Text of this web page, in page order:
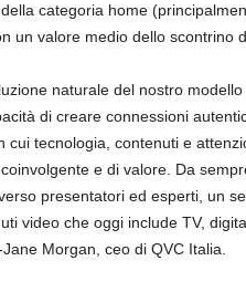
categoria home
un valore medio dello scontrino
naturale del nostro
di creare connessioni
cui tecnologia, contenuti e
e di valore. Da
presentatori ed esperti, un
video che oggi include TV,
Morgan, ceo di QVC Italia.